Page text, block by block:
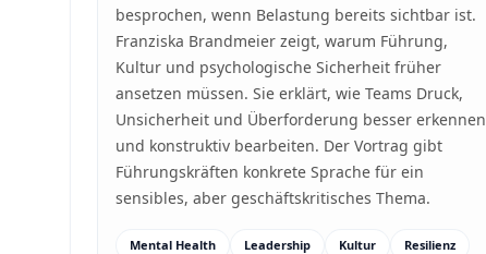
besprochen, wenn Belastung bereits sichtbar ist.
Franziska Brandmeier zeigt, warum Führung,
Kultur und psychologische Sicherheit früher
ansetzen müssen. Sie erklärt, wie Teams Druck,
Unsicherheit und Überforderung besser erkennen
und konstruktiv bearbeiten. Der Vortrag gibt
Führungskräften konkrete Sprache für ein
sensibles, aber geschäftskritisches Thema.
Mental Health Leadership Kultur Resilienz